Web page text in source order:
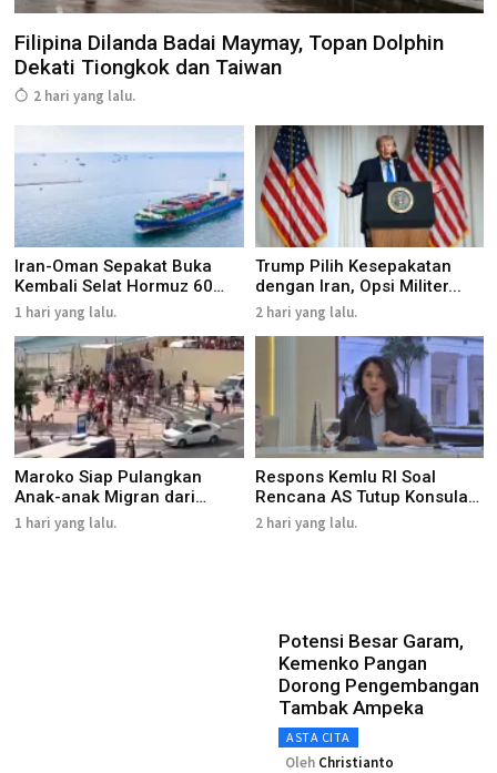
Filipina Dilanda Badai Maymay, Topan Dolphin
Dekati Tiongkok dan Taiwan
2 hari yang lalu.
Iran-Oman Sepakat Buka
Kembali Selat Hormuz 60
Har...
1 hari yang lalu.
Trump Pilih Kesepakatan
dengan Iran, Opsi Militer...
2 hari yang lalu.
Maroko Siap Pulangkan
Anak-anak Migran dari
Ceuta
1 hari yang lalu.
Respons Kemlu RI Soal
Rencana AS Tutup Konsulat
di...
2 hari yang lalu.
Potensi Besar Garam,
Kemenko Pangan
Dorong Pengembangan
Tambak Ampeka
ASTA CITA
Oleh Christianto